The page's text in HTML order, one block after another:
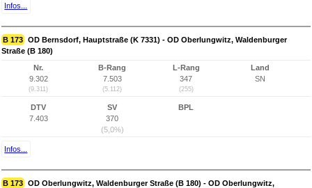
Infos...
B 173 OD Bernsdorf, Hauptstraße (K 7331) - OD Oberlungwitz, Waldenburger
Straße (B 180)
Nr.
9.302
(9.311)
B-Rang
7.503
(5.112)
L-Rang
347
(255)
Land
SN
DTV
7.403
SV
370
(5,0%)
BPL
Infos...
B 173 OD Oberlungwitz, Waldenburger Straße (B 180) - OD Oberlungwitz,